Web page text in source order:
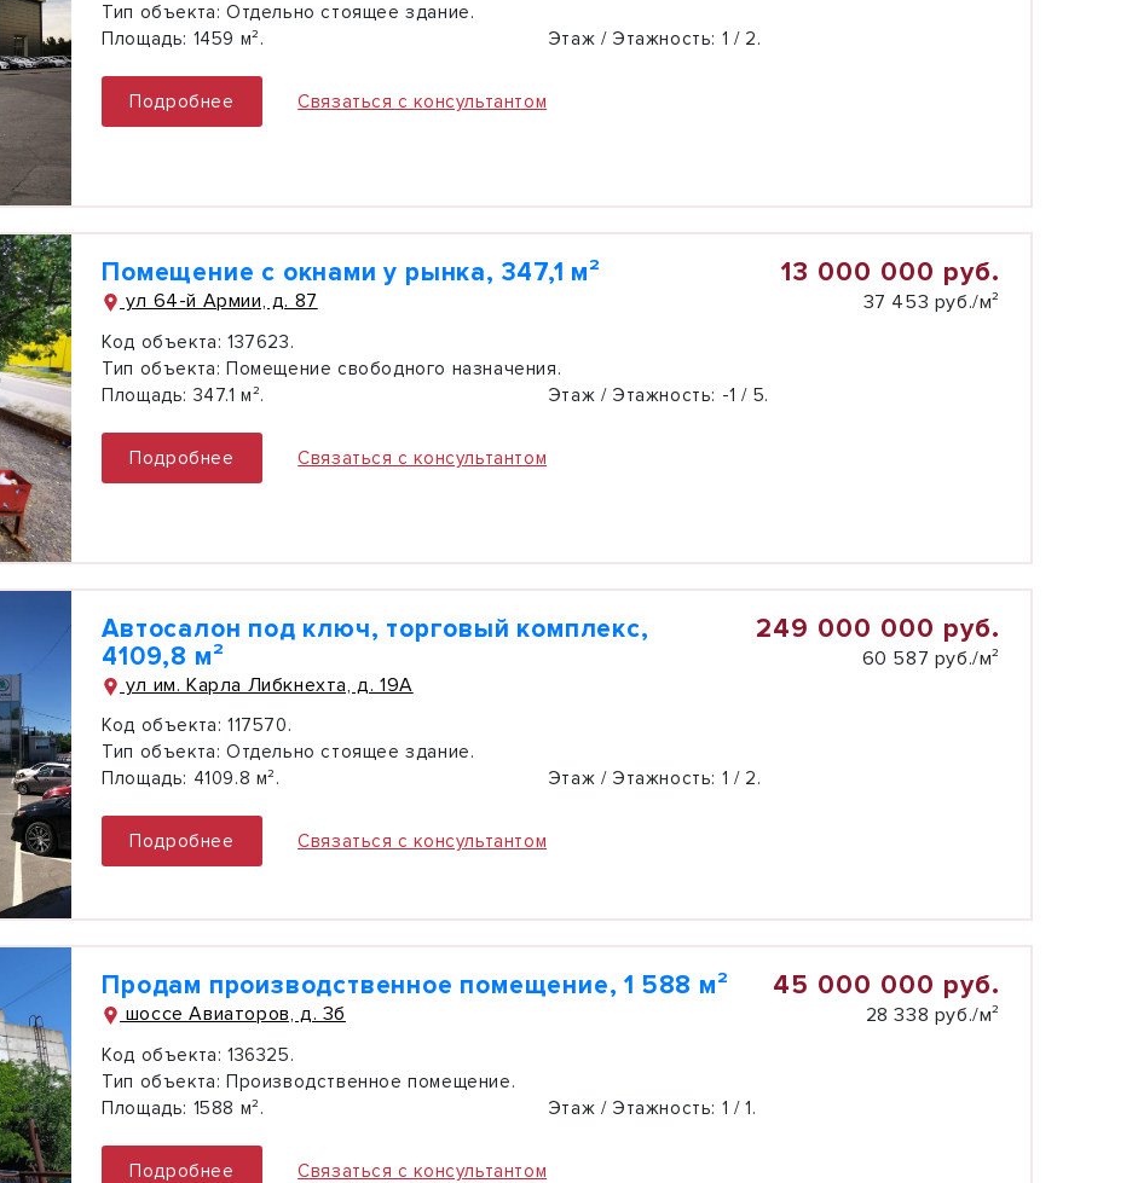
Тип объекта: Отдельно стоящее здание.
Площадь: 1459 м². Этаж / Этажность: 1 / 2.
Подробнее Связаться с консультантом
Помещение с окнами у рынка, 347,1 м²
ул 64-й Армии, д. 87
13 000 000 руб.
37 453 руб./м²
Код объекта: 137623.
Тип объекта: Помещение свободного назначения.
Площадь: 347.1 м². Этаж / Этажность: -1 / 5.
Подробнее Связаться с консультантом
Автосалон под ключ, торговый комплекс,
4109,8 м²
ул им. Карла Либкнехта, д. 19А
249 000 000 руб.
60 587 руб./м²
Код объекта: 117570.
Тип объекта: Отдельно стоящее здание.
Площадь: 4109.8 м². Этаж / Этажность: 1 / 2.
Подробнее Связаться с консультантом
Продам производственное помещение, 1 588 м²
шоссе Авиаторов, д. 3б
45 000 000 руб.
28 338 руб./м²
Код объекта: 136325.
Тип объекта: Производственное помещение.
Площадь: 1588 м². Этаж / Этажность: 1 / 1.
Подробнее Связаться с консультантом